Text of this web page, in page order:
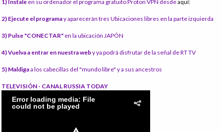
1) Instale en su ordenador el programa gratuito Proton VPN desdeaquí:
2) Ejecute el programay aparecerán tres Ubicaciones libres en la parte izquierda
3) Pulse "CONECTAR" en la ubicación JAPÓN
4) Vuelva a entrar en nuestra weby ya podrá disfrutar de la señal de RT TV
5) Maldigaa los cabecillas del "mundo libre" y a sus ancestros
TELEVISIÓN - CANAL RUSSIA TODAY